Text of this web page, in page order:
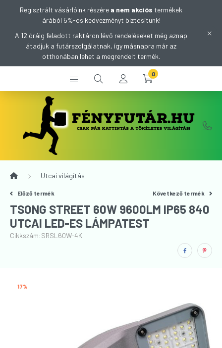
Regisztrált vásárlóink részére a nem akciós termékek
árából 5%-os kedvezményt biztosítunk!
A 12 óráig feladott raktáron lévő rendeléseket még aznap
átadjuk a futárszolgálatnak, így másnapra már az
otthonában lehet a megrendelt termék.
0
Utcai világítás
Előző termék Következő termék
TSONG STREET 60W 9600LM IP65 840
UTCAI LED-ES LÁMPATEST
Cikkszám:SRSL60W-4K
17